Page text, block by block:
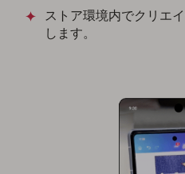
ストア環境内でクリエ
します。